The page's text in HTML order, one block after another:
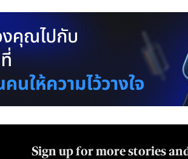
Sign up for more stories